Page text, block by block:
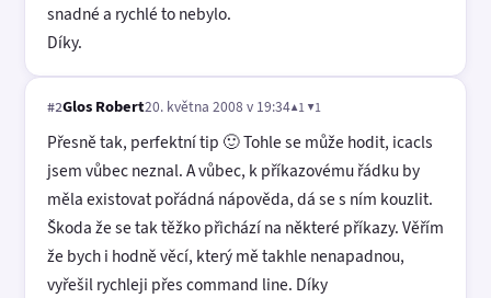
snadné a rychlé to nebylo.
Díky.
#2Glos Robert20. května 2008 v 19:34▲1 ▼1
Přesně tak, perfektní tip 🙂 Tohle se může hodit, icacls
jsem vůbec neznal. A vůbec, k příkazovému řádku by
měla existovat pořádná nápověda, dá se s ním kouzlit.
Škoda že se tak těžko přichází na některé příkazy. Věřím
že bych i hodně věcí, který mě takhle nenapadnou,
vyřešil rychleji přes command line. Díky